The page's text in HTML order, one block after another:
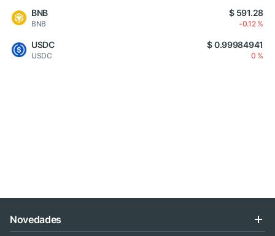
BNB
BNB
$ 591.28
-0.12 %
USDC
USDC
$ 0.99984941
0 %
Novedades